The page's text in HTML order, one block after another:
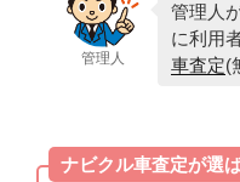
管理人
管理人
に利用
車査定(
ナビクル車査定が選